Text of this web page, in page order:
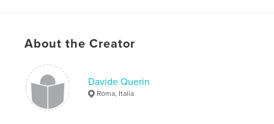
Publish Date:Feb 25, 2020
Keywords
davide querin , pittura a olio
About the Creator
Davide Querin
Roma, Italia